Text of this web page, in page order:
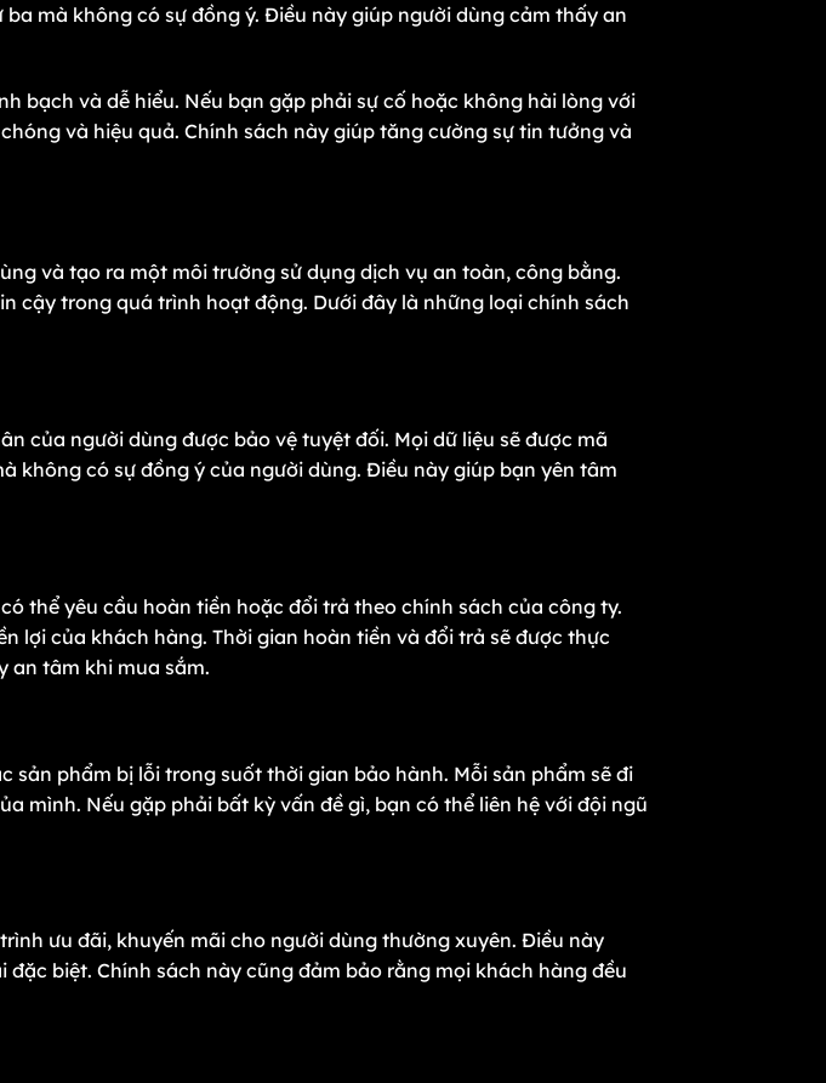
mà không có sự đồng ý. Điều này giúp người dùng cảm thấy an
bạch và dễ hiểu. Nếu bạn gặp phải sự cố hoặc không hài lòng với
và hiệu quả. Chính sách này giúp tăng cường sự tin tưởng và
và tạo ra một môi trường sử dụng dịch vụ an toàn, công bằng.
cậy trong quá trình hoạt động. Dưới đây là những loại chính sách
của người dùng được bảo vệ tuyệt đối. Mọi dữ liệu sẽ được mã
không có sự đồng ý của người dùng. Điều này giúp bạn yên tâm
thể yêu cầu hoàn tiền hoặc đổi trả theo chính sách của công ty.
lợi của khách hàng. Thời gian hoàn tiền và đổi trả sẽ được thực
an tâm khi mua sắm.
sản phẩm bị lỗi trong suốt thời gian bảo hành. Mỗi sản phẩm sẽ đi
mình. Nếu gặp phải bất kỳ vấn đề gì, bạn có thể liên hệ với đội ngũ
ưu đãi, khuyến mãi cho người dùng thường xuyên. Điều này
biệt. Chính sách này cũng đảm bảo rằng mọi khách hàng đều